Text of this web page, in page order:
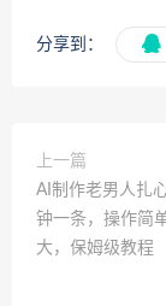
分享到：
上一篇
AI制作老男人扎
钟一条，操作简
大，保姆级教程